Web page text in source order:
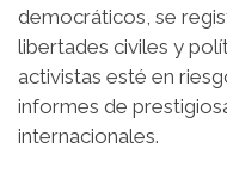
democráticos, se
libertades civiles y
activistas esté en
informes de
internacionales.